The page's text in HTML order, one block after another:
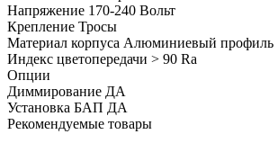
Напряжение 170-240 Вольт
Крепление Тросы
Материал корпуса Алюминиевый профиль
Индекс цветопередачи > 90 Ra
Опции
Диммирование ДА
Установка БАП ДА
Рекомендуемые товары